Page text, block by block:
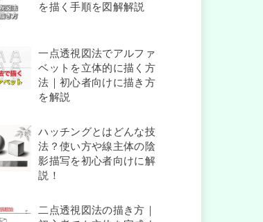
を描く手順を図解解説
一点透視図法でアルファ
ベットを立体的に描く方
法｜初心者向けに描き方
を解説
ハッチングとはどんな技
法？使い方や線主体の陰
影描写を初心者向けに解
説！
二点透視図法の描き方｜